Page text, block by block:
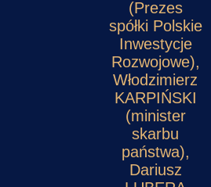
(Prezes
spółki Polskie
Inwestycje
Rozwojowe),
Włodzimierz
KARPIŃSKI
(minister
skarbu
państwa),
Dariusz